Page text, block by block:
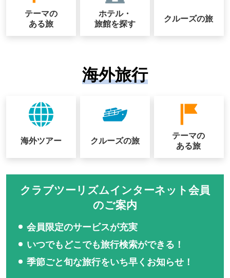
テーマの
ある旅
ホテル・
旅館を探す
クルーズの旅
海外旅行
海外ツアー クルーズの旅
テーマの
ある旅
クラブツーリズムインターネット会員
のご案内
会員限定のサービスが充実
いつでもどこでも旅行検索ができる！
季節ごと旬な旅行をいち早くお知らせ！